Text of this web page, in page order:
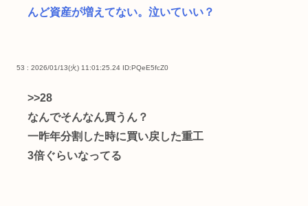
んど資産が増えてない。泣いていい？
53 : 2026/01/13(火) 11:01:25.24 ID:PQeE5fcZ0
>>28
なんでそんなん買うん？
一昨年分割した時に買い戻した重工
3倍ぐらいなってる